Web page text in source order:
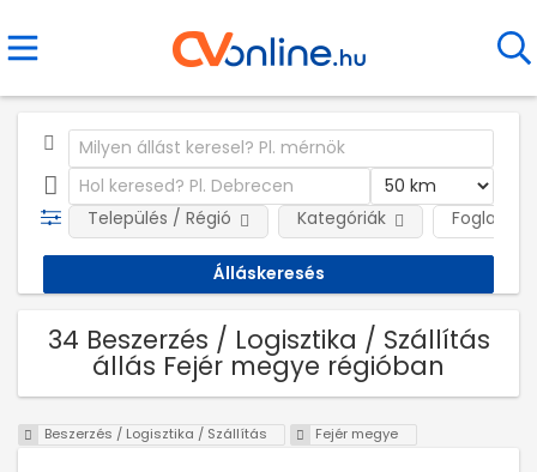
Település / Régió Kategóriák
34 Beszerzés / Logisztika / Szállítás
állás Fejér megye régióban
Beszerzés / Logisztika / Szállítás Fejér megye